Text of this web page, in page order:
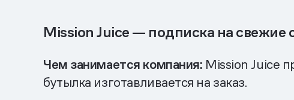
Mission Juice — подписка на свежие
Чем занимается компания: Mission Juice
бутылка изготавливается на заказ.